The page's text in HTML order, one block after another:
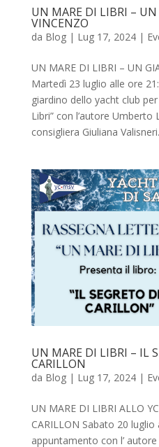
UN MARE DI LIBRI – UN
VINCENZO
da Blog| Lug 17, 2024|
UN MARE DI LIBRI – UN
Martedì 23 luglio alle ore
giardino dello yacht club
Libri” con l’autore
consigliera Giuliana
UN MARE DI LIBRI – IL
CARILLON
da Blog| Lug 17, 2024|
UN MARE DI LIBRI ALLO
CARILLON Sabato 20 luglio
appuntamento con l’